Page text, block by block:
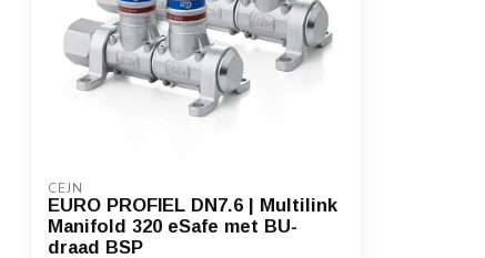
CEJN
EURO PROFIEL DN7.6 | Multilink
Manifold 320 eSafe met BU-
draad BSP